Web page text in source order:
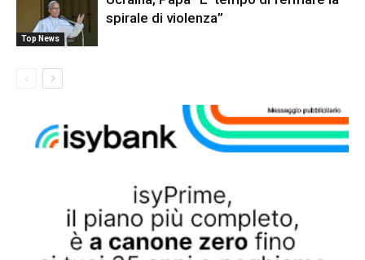
Top News
spirale di violenza”